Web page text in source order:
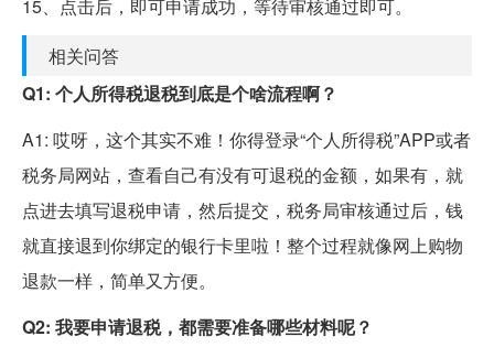
15、点击后，即可申请成功，等待审核通过即可。
相关问答
Q1: 个人所得税退税到底是个啥流程啊？
A1: 哎呀，这个其实不难！你得登录“个人所得税”APP或者
税务局网站，查看自己有没有可退税的金额，如果有，就
点进去填写退税申请，然后提交，税务局审核通过后，钱
就直接退到你绑定的银行卡里啦！整个过程就像网上购物
退款一样，简单又方便。
Q2: 我要申请退税，都需要准备哪些材料呢？